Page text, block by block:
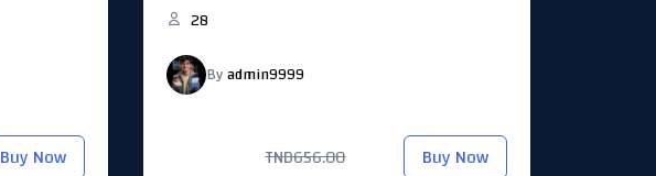
Buy Now
28
Byadmin9999
TND656.00 Buy Now